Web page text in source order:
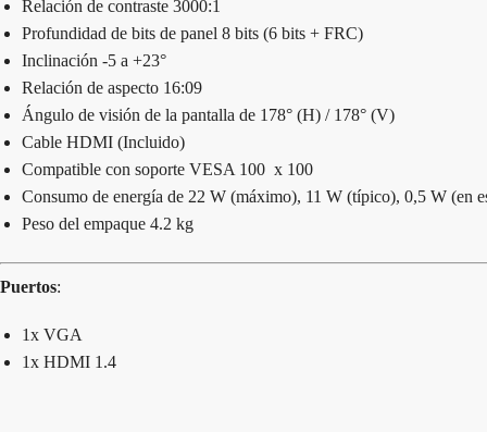
Relación de contraste 3000:1
Profundidad de bits de panel 8 bits (6 bits + FRC)
Inclinación -5 a +23°
Relación de aspecto 16:09
Ángulo de visión de la pantalla de 178° (H) / 178° (V)
Cable HDMI (Incluido)
Compatible con soporte VESA 100 x 100
Consumo de energía de 22 W (máximo), 11 W (típico), 0,5 W (en
Peso del empaque 4.2 kg
Puertos:
1x VGA
1x HDMI 1.4